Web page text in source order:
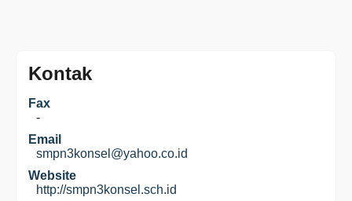
Kontak
Fax
-
Email
smpn3konsel@yahoo.co.id
Website
http://smpn3konsel.sch.id